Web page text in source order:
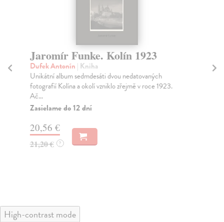
Jaromír Funke. Kolín 1923
Dufek Antonín | Kniha
Unikátní album sedmdesáti dvou nedatovaných
fotografií Kolína a okolí vzniklo zřejmě v roce 1923.
Ač...
Zasielame do 12 dní
20,56 €
21,20 € ?
High-contrast mode